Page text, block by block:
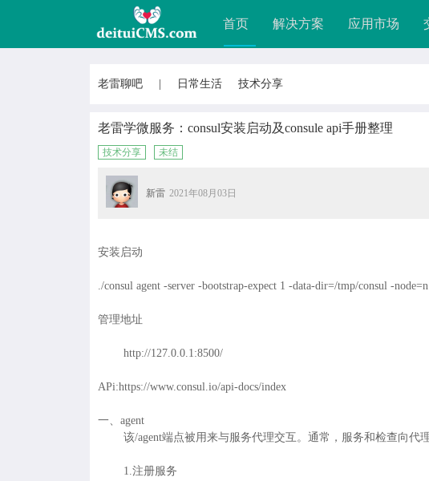
首页 解决方案 应用市场
老雷聊吧 日常生活 技术分享
老雷学微服务：consul安装启动及consule api手册整理
技术分享 未结
新雷 2021年08月03日
安装启动
./consul agent -server -bootstrap-expect 1 -data-dir=/tmp/consul -
管理地址
http://127.0.0.1:8500/
APi:https://www.consul.io/api-docs/index
一、agent
该/agent端点被用来与服务代理交互。通常，服务和检查向代
1.注册服务